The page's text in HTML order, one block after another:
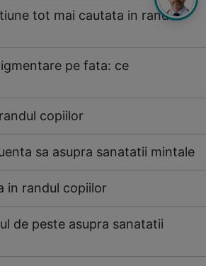
tot mai cautata in randul
pe fata: ce
copiilor
sa asupra sanatatii mintale
in randul copiilor
de peste asupra sanatatii